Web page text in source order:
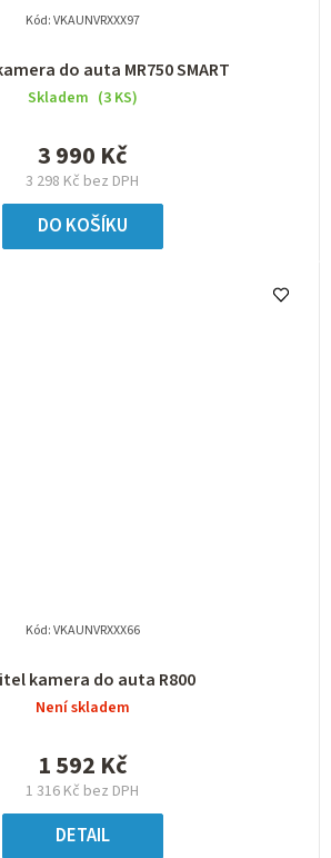
do auta MR750 SMART
Skladem (3 KS)
3 298 Kč bez DPH
3 990 Kč
DO KOŠÍKU
Kód:VKAUNVRXXX97
kamera do auta R800
Není skladem
1 316 Kč bez DPH
1 592 Kč
DETAIL
Kód:VKAUNVRXXX66